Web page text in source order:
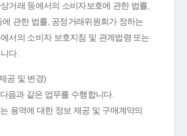
거래 등에서의 소비자보호에 관한 법률,
에 관한 법률, 공정거래위원회가 정하는
서의 소비자 보호지침 및 관계법령 또는
다.
공 및 변경)
음과 같은 업무를 수행합니다.
용역에 대한 정보 제공 및 구매계약의